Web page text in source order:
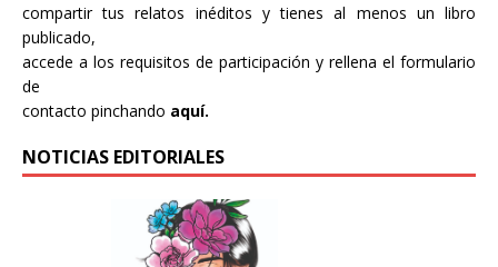
compartir tus relatos inéditos y tienes al menos un libro
publicado,
accede a los requisitos de participación y rellena el formulario
de
contacto pinchando aquí.
NOTICIAS EDITORIALES